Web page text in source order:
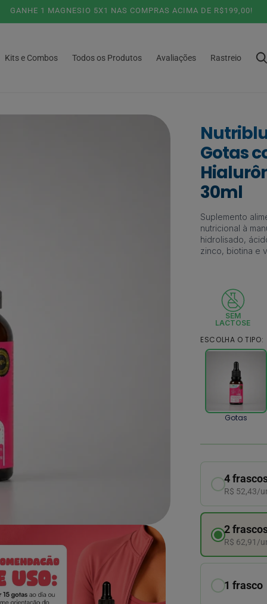
5% DESCONTO NO PIX OU PARCELAMENTO 6X SEM JUROS!
Kits e Combos Todos os Produtos Avaliações Rastreio
Gotas
30ml
Suplemento
nutricional à
hidrolisado,
zinco, biotina e
SEM
LACTOSE
ESCOLHA O TIPO:
Gotas
4
R$ 52,43/
2
R$ 62,91/
1 frasco